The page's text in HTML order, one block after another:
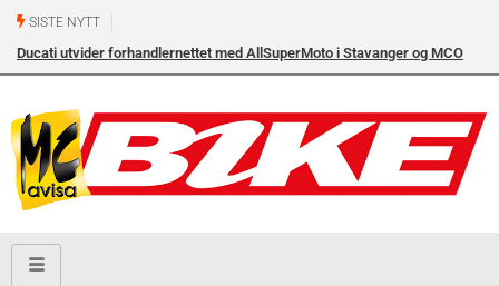
SISTE NYTT
Ducati utvider forhandlernettet med AllSuperMoto i Stavanger og MCO